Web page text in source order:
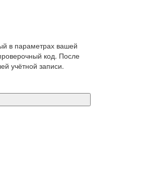
в параметрах вашей
код. После
учётной записи.